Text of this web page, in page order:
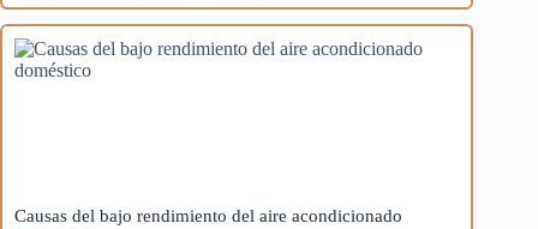
Causas del bajo rendimiento del aire acondicionado